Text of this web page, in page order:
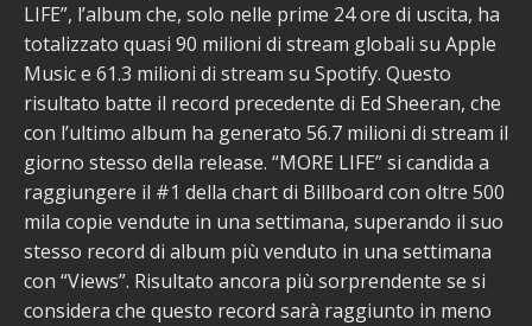
LIFE”, l’album che, solo nelle prime 24 ore di uscita, ha
totalizzato quasi 90 milioni di stream globali su Apple
Music e 61.3 milioni di stream su Spotify. Questo
risultato batte il record precedente di Ed Sheeran, che
con l’ultimo album ha generato 56.7 milioni di stream il
giorno stesso della release. “MORE LIFE” si candida a
raggiungere il #1 della chart di Billboard con oltre 500
mila copie vendute in una settimana, superando il suo
stesso record di album più venduto in una settimana
con “Views”. Risultato ancora più sorprendente se si
considera che questo record sarà raggiunto in meno